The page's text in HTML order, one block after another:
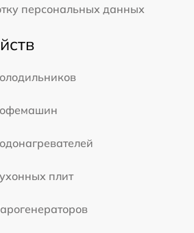
персональных данных
плит